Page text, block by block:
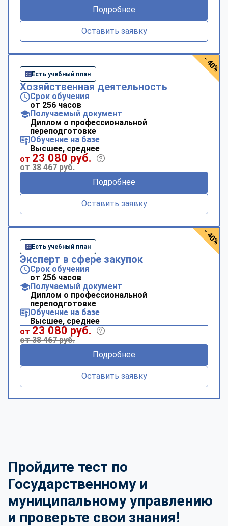
Подробнее
Оставить заявку
Есть учебный план
Хозяйственная деятельность
Срок обучения
от 256 часов
Получаемый документ
Диплом о профессиональной
переподготовке
Обучение на базе
Высшее, среднее
от 23 080 руб.
от 38 467 руб.
Подробнее
Оставить заявку
- 40%
Есть учебный план
Эксперт в сфере закупок
Срок обучения
от 256 часов
Получаемый документ
Диплом о профессиональной
переподготовке
Обучение на базе
Высшее, среднее
от 23 080 руб.
от 38 467 руб.
Подробнее
Оставить заявку
- 40%
Пройдите тест по
Государственному и
муниципальному управлению
и проверьте свои знания!